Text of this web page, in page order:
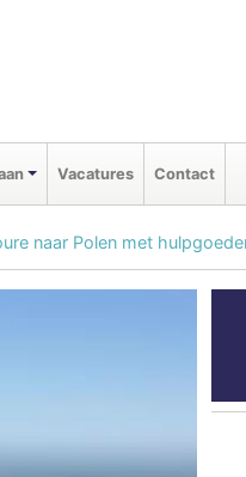
Vacatures Contact
naar Polen met